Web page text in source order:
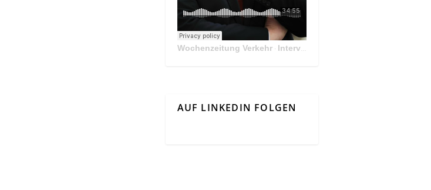
Wochenzeitung Verkehr· Interview Mit Andreas Matthä, CEO der ÖBB Holding
AUF LINKEDIN FOLGEN